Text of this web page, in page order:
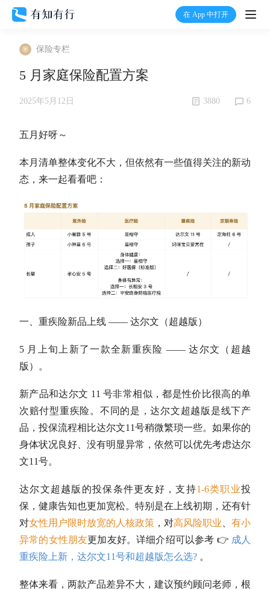
在 App 中打开
打
温度计
保险专栏
5 月家庭保险配置方案
2025年5月12日 3880 6
五月好呀～
本月清单整体变化不大，但依然有一些值得关注的新动
态，来一起看看吧：
一、重疾险新品上线 —— 达尔文（超越版）
5 月上旬上新了一款全新重疾险 —— 达尔文（超越
版）。
新产品和达尔文 11 号非常相似，都是性价比很高的单
次赔付型重疾险。不同的是，达尔文超越版是线下产
品，投保流程相比达尔文11号稍微繁琐一些。如果你的
身体状况良好、没有明显异常，依然可以优先考虑达尔
文11号。
达尔文超越版的投保条件更友好，支持1-6类职业投
保，健康告知也更加宽松。特别是在上线初期，还有针
对女性用户限时放宽的人核政策 ，对高风险职业
有小
异常的女性朋友更加友好。详细介绍可以参考 👉 成人
重疾险上新，达尔文11号和超越版怎么选? 。
整体来看，两款产品差异不大，建议预约顾问老师，根